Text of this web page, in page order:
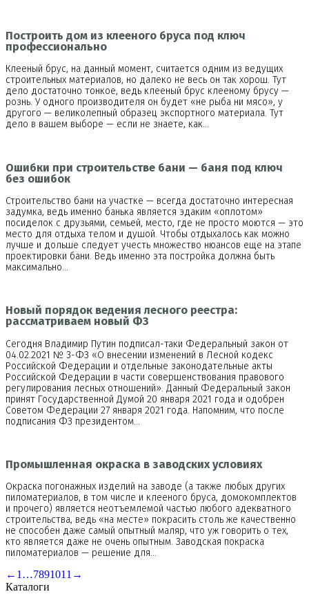
Построить дом из клееного бруса под ключ
профессионально
Клееный брус, на данный момент, считается одним из ведущих
строительных материалов, но далеко не весь он так хорош. Тут
дело достаточно тонкое, ведь клееный брус клееному брусу —
рознь. У одного производителя он будет «не рыба ни мясо», у
другого — великолепный образец экспортного материала. Тут
дело в вашем выборе — если не знаете, как…
Ошибки при строительстве бани — баня под ключ
без ошибок
Строительство бани на участке — всегда достаточно интересная
задумка, ведь именно банька является эдаким «оплотом»
посиделок с друзьями, семьей, место, где не просто моются — это
место для отдыха телом и душой. Чтобы отдыхалось как можно
лучше и дольше следует учесть множество нюансов еще на этапе
проектировки бани. Ведь именно эта постройка должна быть
максимально…
Новый порядок ведения лесного реестра:
рассматриваем новый ФЗ
Сегодня Владимир Путин подписал-таки Федеральный закон от
04.02.2021 № 3-ФЗ «О внесении изменений в Лесной кодекс
Российской Федерации и отдельные законодательные акты
Российской Федерации в части совершенствования правового
регулирования лесных отношений». Данный Федеральный закон
принят Государственной Думой 20 января 2021 года и одобрен
Советом Федерации 27 января 2021 года. Напомним, что после
подписания ФЗ президентом…
Промышленная окраска в заводских условиях
Окраска погонажных изделий на заводе (а также любых других
пиломатериалов, в том числе и клееного бруса, домокомплектов
и прочего) является неотъемлемой частью любого адекватного
строительства, ведь «на месте» покрасить столь же качественно
не способен даже самый опытный маляр, что уж говорить о тех,
кто является даже не очень опытным. Заводская покраска
пиломатериалов — решение для…
← 1 …7891011 →
Каталоги